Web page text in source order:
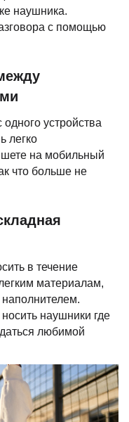
наушника.
с помощью
устройства
легко
на мобильный
что больше не
в течение
материалам,
наушники где
любимой